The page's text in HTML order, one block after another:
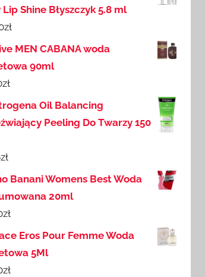
Lip Shine Błyszczyk 5.8 ml
zł
MEN CABANA woda
90ml
zł
Oil Balancing
Peeling Do Twarzy 150
zł
Banani Womens Best Woda
20ml
zł
Eros Pour Femme Woda
5Ml
zł